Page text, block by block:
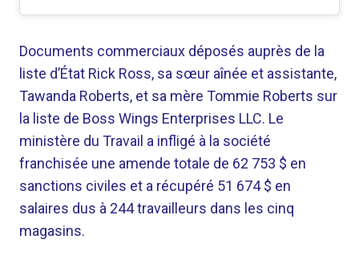
Documents commerciaux déposés auprès de la
liste d’État Rick Ross, sa sœur aînée et assistante,
Tawanda Roberts, et sa mère Tommie Roberts sur
la liste de Boss Wings Enterprises LLC. Le
ministère du Travail a infligé à la société
franchisée une amende totale de 62 753 $ en
sanctions civiles et a récupéré 51 674 $ en
salaires dus à 244 travailleurs dans les cinq
magasins.